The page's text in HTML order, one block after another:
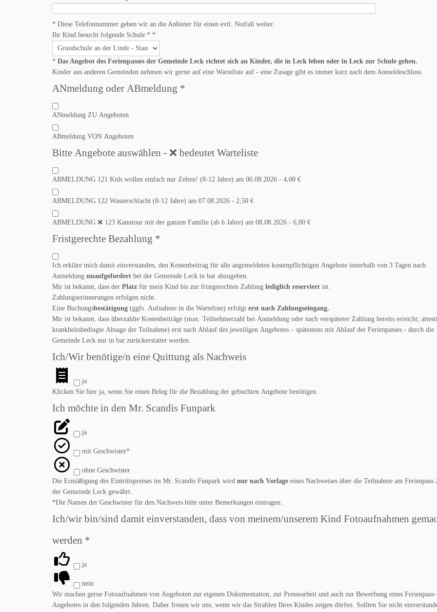
* Diese Telefonnummer geben wir an die Anbieter für einen evtl. Notfall weiter.
Ihr Kind besucht folgende Schule * *
* Das Angebot des Ferienpasses der Gemeinde Leck richtet sich an Kinder, die in Leck leben oder in Leck zur Schule gehen.
Kinder aus anderen Gemeinden nehmen wir gerne auf eine Warteliste auf - eine Zusage gibt es immer kurz nach dem Anmeldeschluss.
ANmeldung oder ABmeldung *
ANmeldung ZU Angeboten
ABmeldung VON Angeboten
Bitte Angebote auswählen - ❌ bedeutet Warteliste
ABMELDUNG 121 Kids wollen einfach nur Zelten! (8-12 Jahre) am 06.08.2026 - 4,00 €
ABMELDUNG 122 Wasserschlacht (8-12 Jahre) am 07.08.2026 - 2,50 €
ABMELDUNG ❌ 123 Kanutour mit der ganzen Familie (ab 6 Jahre) am 08.08.2026 - 6,00 €
Fristgerechte Bezahlung *
Ich erkläre mich damit einverstanden, den Kostenbeitrag für alle angemeldeten kostenpflichtigen Angebote innerhalb von 3 Tagen nach
Anmeldung unaufgefordertbei der Gemeinde Leck in bar abzugeben.
Mir ist bekannt, dass der Platzfür mein Kind bis zur fristgerechten Zahlung lediglich reserviert ist.
Zahlungserinnerungen erfolgen nicht.
Eine Buchungsbestätigung(ggfs. Aufnahme in die Warteliste) erfolgt erst nach Zahlungseingang.
Mir ist bekannt, dass überzahlte Kostenbeiträge (max. Teilnehmerzahl bei Anmeldung oder nach verspäteter Zahlung bereits erreicht;
krankheitsbedingte Absage der Teilnahme) erst nach Ablauf des jeweiligen Angebotes – spätestens mit Ablauf der Ferienpasses - durch die
Gemeinde Leck nur in bar zurückerstattet werden.
Ich/Wir benötige/n eine Quittung als Nachweis
ja
Klicken Sie hier ja, wenn Sie einen Beleg für die Bezahlung der gebuchten Angebote benötigen.
Ich möchte in den Mr. Scandis Funpark
ja
mit Geschwister*
ohne Geschwister
Die Ermäßigung des Eintrittspreises im Mr. Scandis Funpark wird nur nach Vorlageeines Nachweises über die Teilnahme am Ferienpass
der Gemeinde Leck gewährt.
*Die Namen der Geschwister für den Nachweis bitte unter Bemerkungen eintragen.
Ich/wir bin/sind damit einverstanden, dass von meinem/unserem Kind Fotoaufnahmen
werden *
ja
nein
Wir machen gerne Fotoaufnahmen von Angeboten zur eigenen Dokumentation, zur Pressearbeit und auch zur Bewerbung eines Ferienpass-
Angebotes in den folgenden Jahren. Daher freuen wir uns, wenn wir das Strahlen Ihres Kindes zeigen dürfen. Sollten Sie nicht